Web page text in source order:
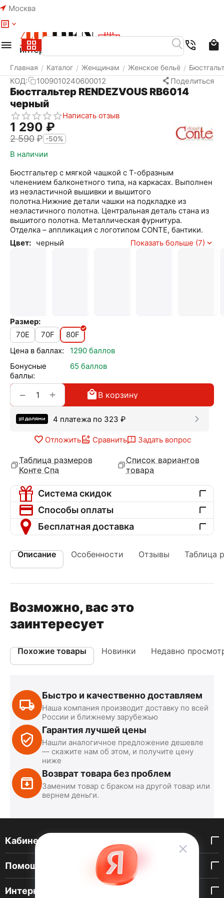
Москва
Главная / Каталог / Женщинам / Женское бельё /
КОД: 1009010240600012 Поделиться
Бюстгальтер RENDEZVOUS RB6014
черный
Написать отзыв
1 290 ₽
2 590₽ -50%
В наличии
Бюстгальтер с мягкой чашкой с Т-образным
членением балконетного типа, на каркасах. Выполнен
из неэластичной вышивки и вышитого
полотна.Нижние детали чашки на подкладке из
неэластичного полотна. Центральная деталь стана из
вышитого полотна. Металлическая фурнитура.
Отделка – аппликация с логотипом CONTE, бантики.
Цвет: черный Показать больше (7)
Размер:
70E
70F
80F
Цена в баллах:
1290 баллов
Бонусные
баллы:
65 баллов
+
− В корзину
4 платежа по 323 ₽
Отложить Сравнить Задать вопрос
Таблица размеров
Конте Спа
Список вариантов
товара
Система скидок
Способы оплаты
Бесплатная доставка
Описание Особенности Отзывы Таблица
Возможно, вас это
заинтересует
Похожие товары Новинки Недавно
Быстро и качественно доставляем
Наша компания производит доставку по всей
России и ближнему зарубежью
Гарантия лучшей цены
Нашли аналогичное предложение дешевле
— скажите нам об этом, и получите цену
ниже
Возврат товара без проблем
Заменим товар с браком на другой товар или
вернем деньги.
Кабинет покупателя
Помощь покупателю
Интернет-магазин
Меню